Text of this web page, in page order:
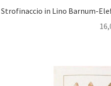
Strofinaccio in Lino Barnum-